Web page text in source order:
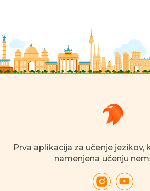
Prva aplikacija za učenje jezikov,
namenjena učenju